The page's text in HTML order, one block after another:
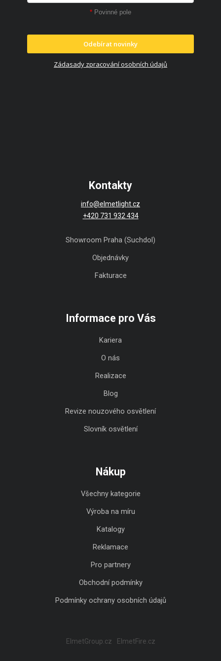
* Povinné pole
Odebírat novinky
Zádasady zpracování osobních údajů
Kontakty
info@elmetlight.cz
+420 731 932 434
Showroom Praha (Suchdol)
Objednávky
Fakturace
Informace pro Vás
Kariera
O nás
Realizace
Blog
Revize nouzového osvětlení
Slovník osvětlení
Nákup
Všechny kategorie
Výroba na míru
Katalogy
Reklamace
Pro partnery
Obchodní podmínky
Podmínky ochrany osobních údajů
ElmetGroup.cz ElmetFire.cz